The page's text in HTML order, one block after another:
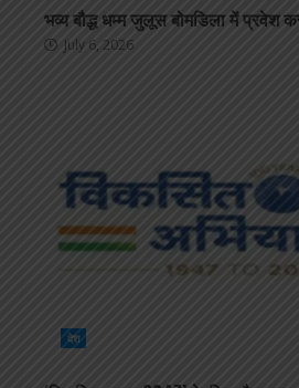
भव्य बौद्ध धम्म जुलूस बोमडिला में प्रवेश
July 6, 2026
देश